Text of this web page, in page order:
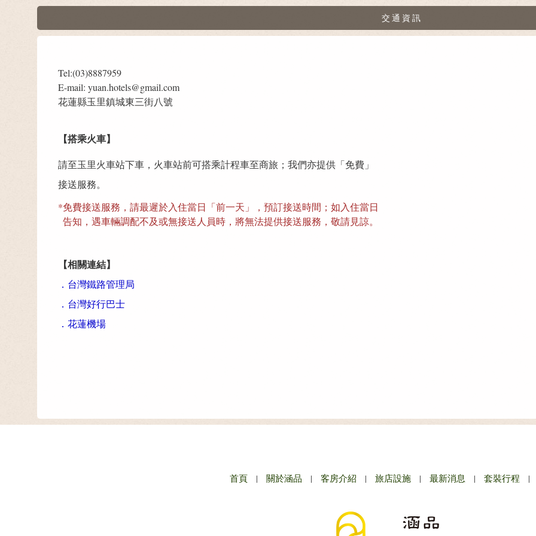
交通資訊
Tel:(03)8887959
E-mail: yuan.hotels@gmail.com
花蓮縣玉里鎮城東三街八號
【搭乘火車】
請至玉里火車站下車，火車站前可搭乘計程車至商旅；我們亦提供「免費」
接送服務。
*免費接送服務，請最遲於入住當日「前一天」，預訂接送時間；如入住當日
告知，遇車輛調配不及或無接送人員時，將無法提供接送服務，敬請見諒。
【相關連結】
． 台灣鐵路管理局
． 台灣好行巴士
． 花蓮機場
首頁 | 關於涵品 | 客房介紹 | 旅店設施 | 最新消息 | 套裝行程 |